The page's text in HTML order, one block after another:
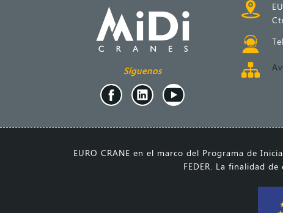
Síguenos
EURO CRANE en el marco del Programa de
FEDER. La finalidad